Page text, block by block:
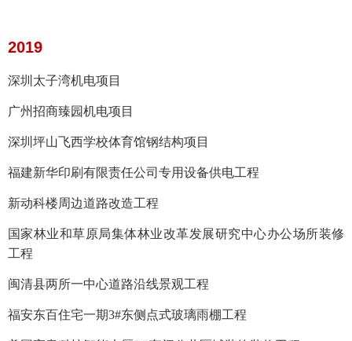
2019
深圳太子湾机电项目
广州招商臻园机电项目
深圳坪山飞西学校体育馆钢结构项目
福建新华印刷有限责任公司专用设备供电工程
新动科楼周边道路改造工程
国家林业和草原局集体林业改革发展研究中心办公场所装修
工程
闽清县两所一中心道路沿线景观工程
福安东百住宅一期3#东侧点式玻璃雨棚工程